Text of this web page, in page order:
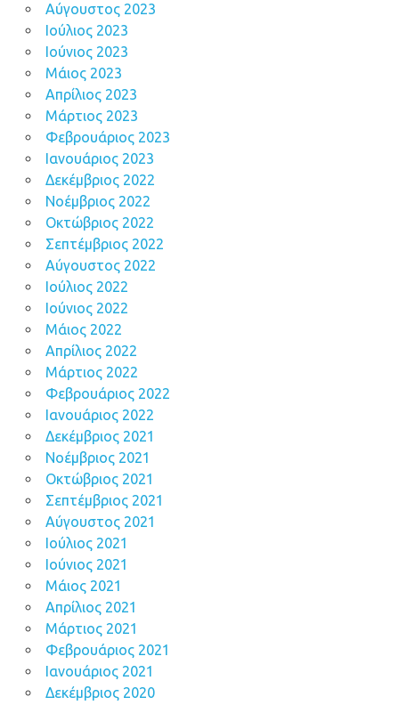
Αύγουστος 2023
Ιούλιος 2023
Ιούνιος 2023
Μάιος 2023
Απρίλιος 2023
Μάρτιος 2023
Φεβρουάριος 2023
Ιανουάριος 2023
Δεκέμβριος 2022
Νοέμβριος 2022
Οκτώβριος 2022
Σεπτέμβριος 2022
Αύγουστος 2022
Ιούλιος 2022
Ιούνιος 2022
Μάιος 2022
Απρίλιος 2022
Μάρτιος 2022
Φεβρουάριος 2022
Ιανουάριος 2022
Δεκέμβριος 2021
Νοέμβριος 2021
Οκτώβριος 2021
Σεπτέμβριος 2021
Αύγουστος 2021
Ιούλιος 2021
Ιούνιος 2021
Μάιος 2021
Απρίλιος 2021
Μάρτιος 2021
Φεβρουάριος 2021
Ιανουάριος 2021
Δεκέμβριος 2020